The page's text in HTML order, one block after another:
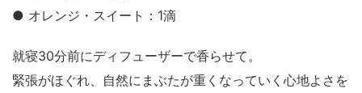
● オレンジ・スイート：1滴
就寝30分前にディフューザーで香らせて。
緊張がほぐれ、自然にまぶたが重くなっていく心地よさを